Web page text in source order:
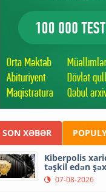
SON XƏBƏR
Kiberpolis
təşkil edən
07-08-2026